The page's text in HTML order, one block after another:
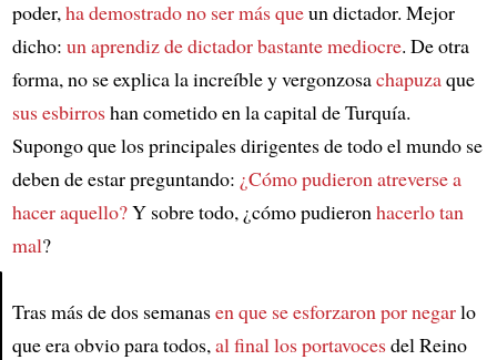
poder,ha demostrado no ser más queun dictador. Mejor
dicho: un aprendiz de dictador bastante mediocre. De otra
forma, no se explica la increíble y vergonzosachapuzaque
sus esbirroshan cometido en la capital de Turquía.
Supongo que los principales dirigentes de todo el mundo se
deben de estar preguntando: ¿Cómo pudieron atreverse a
hacer aquello?Y sobre todo, ¿cómo pudieronhacerlo tan
mal?
Tras más de dos semanasen que se esforzaron por negarlo
que era obvio para todos,al final los portavocesdel Reino